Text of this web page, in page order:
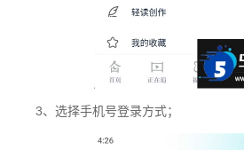
3、选择手机号登录方式；